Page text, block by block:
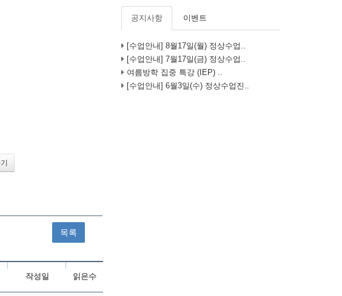
목록
공지사항 이벤트
[수업안내] 8월17일(월) 정상수업..
[수업안내] 7월17일(금) 정상수업..
여름방학 집중 특강 (IEP) ..
[수업안내] 6월3일(수) 정상수업진..